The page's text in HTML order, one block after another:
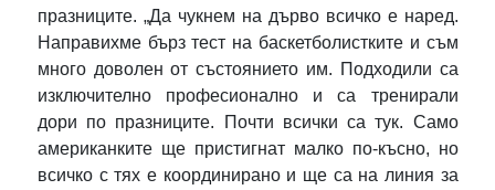
празниците. „Да чукнем на дърво всичко е наред.
Направихме бърз тест на баскетболистките и съм
много доволен от състоянието им. Подходили са
изключително професионално и са тренирали
дори по празниците. Почти всички са тук. Само
американките ще пристигнат малко по-късно, но
всичко с тях е координирано и ще са на линия за